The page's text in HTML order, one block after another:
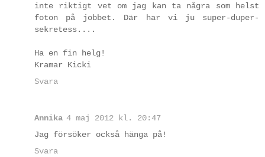
inte riktigt vet om jag kan ta några som helst
foton på jobbet. Där har vi ju super-duper-
sekretess....
Ha en fin helg!
Kramar Kicki
Svara
Annika 4 maj 2012 kl. 20:47
Jag försöker också hänga på!
Svara